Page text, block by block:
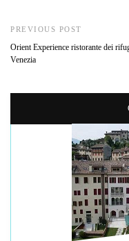
PREVIOUS POST
Orient Experience ristorante dei
Venezia